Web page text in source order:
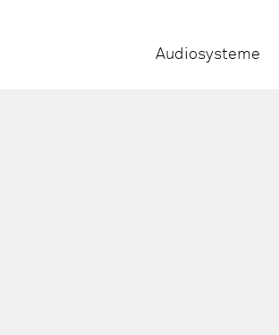
Audiosysteme